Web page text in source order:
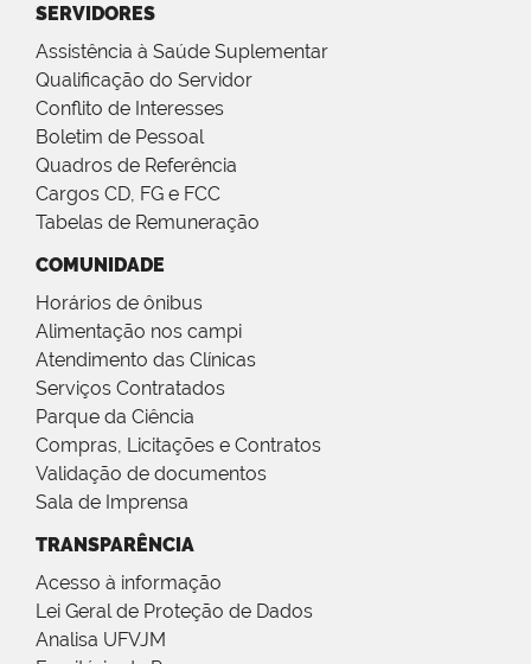
SERVIDORES
Assistência à Saúde Suplementar
Qualificação do Servidor
Conflito de Interesses
Boletim de Pessoal
Quadros de Referência
Cargos CD, FG e FCC
Tabelas de Remuneração
COMUNIDADE
Horários de ônibus
Alimentação nos campi
Atendimento das Clínicas
Serviços Contratados
Parque da Ciência
Compras, Licitações e Contratos
Validação de documentos
Sala de Imprensa
TRANSPARÊNCIA
Acesso à informação
Lei Geral de Proteção de Dados
Analisa UFVJM